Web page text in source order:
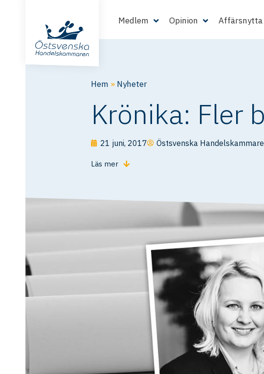
Medlem Opinion Affärsnytta
Hem » Nyheter
Krönika: Fler
21 juni, 2017 Östsvenska
Läs mer